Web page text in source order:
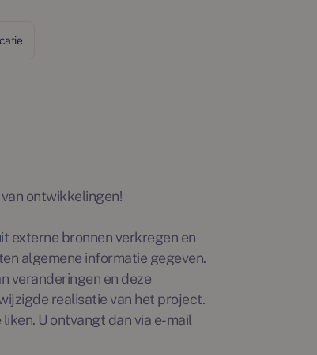
ontwikkelingen!
externe bronnen verkregen en
algemene informatie gegeven.
veranderingen en deze
realisatie van het project.
U ontvangt dan via e-mail